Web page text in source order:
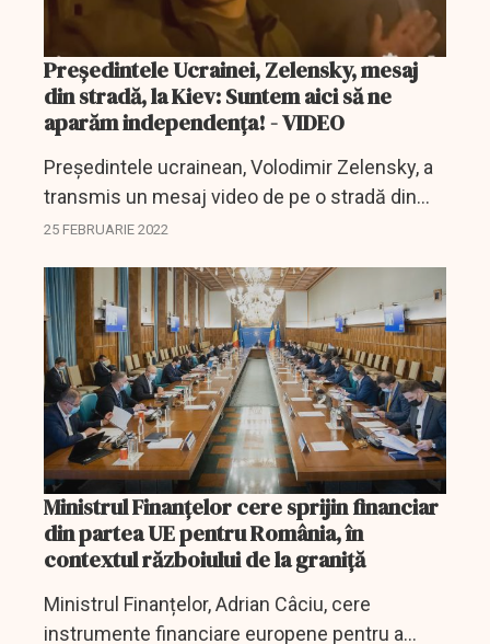
Preşedintele Ucrainei, Zelensky, mesaj
din stradă, la Kiev: Suntem aici să ne
aparăm independența! - VIDEO
Președintele ucrainean, Volodimir Zelensky, a
transmis un mesaj video de pe o stradă din
Kiev.
25 FEBRUARIE 2022
Ministrul Finanţelor cere sprijin financiar
din partea UE pentru România, în
contextul războiului de la graniţă
Ministrul Finanțelor, Adrian Câciu, cere
instrumente financiare europene pentru a